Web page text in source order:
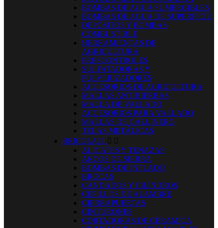
BOMBAS DE AGUA SUMERGIBLES
BOMBAS DE AGUA DE SUPERFICIE
DEPÓSITOS Y BOMBAS
COMBUSTIBLE
HERRAMIENTAS DE
AGRICULTURA
PRESCONTROLES
SULFATADORAS Y
PULVERIZADORES
ACCESORIOS DE AGRICULTURA
MALLAS ANTIHIERBAS
MALLA DE VALLADO
ACCESORIOS PARA VALLADO
MALLAS DE GALLINERO
TELAS METÁLICAS
BRICOLAJE  
ALICATES Y TENAZAS
ARCOS DE SIERRA
BOMBAS DE INFLADO
BROCAS
CANDADOS Y CILINDROS
CEPILLOS DE ALAMBRE
CIERRAPUERTAS
CINTURONES
CORTADORAS DE CERAMICA